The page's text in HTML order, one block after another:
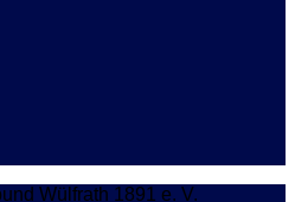
Wülfrath 1891 e. V.